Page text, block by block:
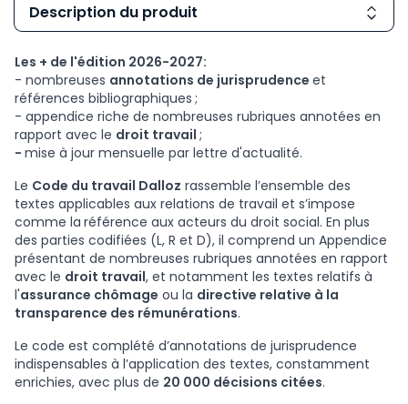
Description du produit
Les + de l'édition 2026-2027:
- nombreuses annotations de jurisprudence et
références bibliographiques ;
- appendice riche de nombreuses rubriques annotées en
rapport avec le droit travail ;
- mise à jour mensuelle par lettre d'actualité.
Le Code du travail Dalloz rassemble l’ensemble des
textes applicables aux relations de travail et s’impose
comme la référence aux acteurs du droit social. En plus
des parties codifiées (L, R et D), il comprend un Appendice
présentant de nombreuses rubriques annotées en rapport
avec le droit travail, et notamment les textes relatifs à
l'assurance chômage ou la directive relative à la
transparence des rémunérations.
Le code est complété d’annotations de jurisprudence
indispensables à l’application des textes, constamment
enrichies, avec plus de 20 000 décisions citées.